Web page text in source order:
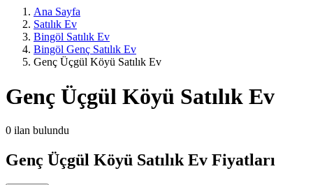
Ana Sayfa
Satılık Ev
Bingöl Satılık Ev
Bingöl Genç Satılık Ev
Genç Üçgül Köyü Satılık Ev
Genç Üçgül Köyü Satılık Ev
0 ilan bulundu
Genç Üçgül Köyü Satılık Ev Fiyatları